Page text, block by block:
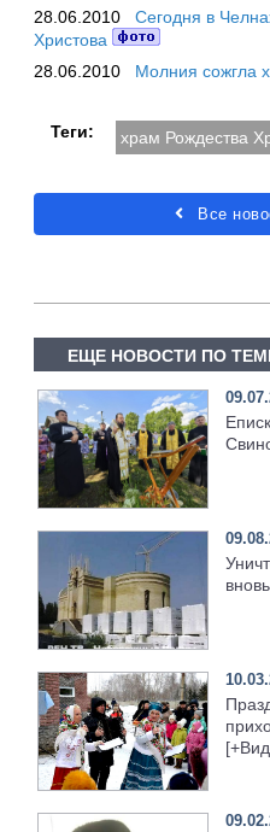
28.06.2010 Сегодня в
Христова
28.06.2010 Молния сожгла
Теги: храм Рождества
Все
ЕЩЕ НОВОСТИ ПО